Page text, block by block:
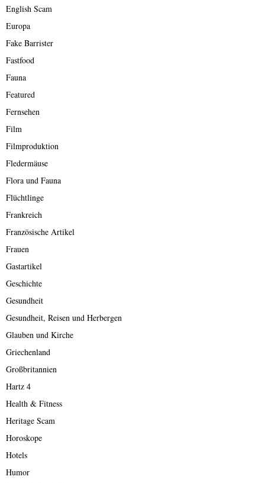
English Scam
Europa
Fake Barrister
Fastfood
Fauna
Featured
Fernsehen
Film
Filmproduktion
Fledermäuse
Flora und Fauna
Flüchtlinge
Frankreich
Französische Artikel
Frauen
Gastartikel
Geschichte
Gesundheit
Gesundheit, Reisen und Herbergen
Glauben und Kirche
Griechenland
Großbritannien
Hartz 4
Health & Fitness
Heritage Scam
Horoskope
Hotels
Humor